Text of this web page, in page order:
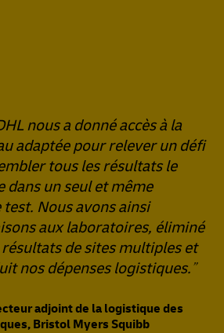
nous a donné accès à la
adaptée pour relever un défi
tous les résultats le
dans un seul et même
Nous avons ainsi
aux laboratoires, éliminé
de sites multiples et
nos dépenses logistiques.
adjoint de la logistique des
Bristol Myers Squibb